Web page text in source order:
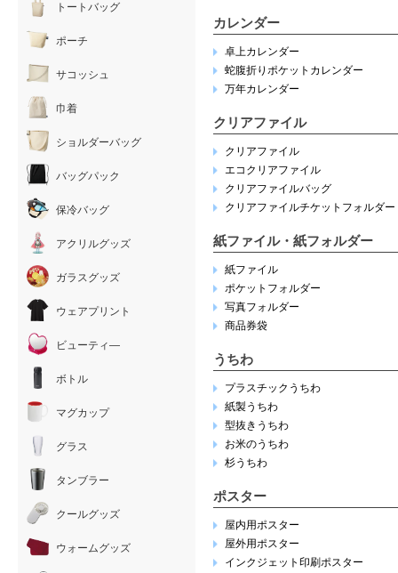
カレンダー
卓上カレンダー
蛇腹折りポケットカレンダー
万年カレンダー
クリアファイル
クリアファイル
エコクリアファイル
クリアファイルバッグ
クリアファイルチケットフォルダー
紙ファイル・紙フォルダー
紙ファイル
ポケットフォルダー
写真フォルダー
商品券袋
うちわ
プラスチックうちわ
紙製うちわ
型抜きうちわ
お米のうちわ
杉うちわ
ポスター
屋内用ポスター
屋外用ポスター
インクジェット印刷ポスター
トートバッグ
ポーチ
サコッシュ
巾着
ショルダーバッグ
バッグパック
保冷バッグ
アクリルグッズ
ガラスグッズ
ウェアプリント
ビューティ―
ボトル
マグカップ
グラス
タンブラー
クールグッズ
ウォームグッズ